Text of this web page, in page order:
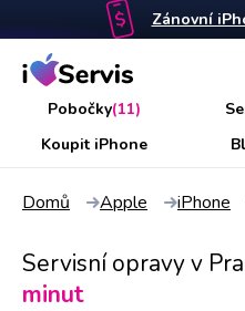
Zánovní
Pobočky(11)
Koupit iPhone
Domů Apple iPhone
Servisní opravy v
minut